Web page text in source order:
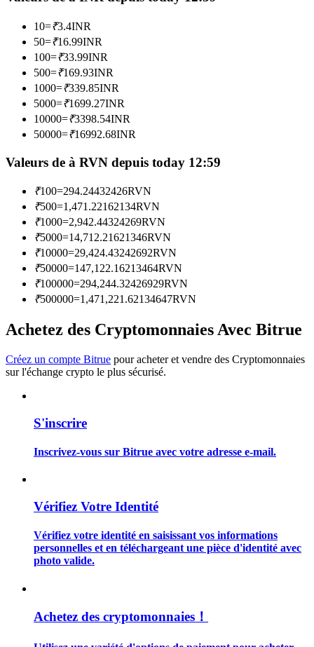
Devenez un trader de copie
Profitez du partage des bénéfices et des commissions de copy
trading
Information
Analyse de mégadonnées, y compris des informations
commerciales, etc.
10=₹3.4INR
50=₹16.99INR
100=₹33.99INR
500=₹169.93INR
1000=₹339.85INR
5000=₹1699.27INR
10000=₹3398.54INR
50000=₹16992.68INR
Valeurs de à RVN depuis today 12:59
₹100=294.24432426RVN
₹500=1,471.22162134RVN
₹1000=2,942.44324269RVN
₹5000=14,712.21621346RVN
₹10000=29,424.43242692RVN
₹50000=147,122.16213464RVN
₹100000=294,244.32426929RVN
₹500000=1,471,221.62134647RVN
Achetez des Cryptomonnaies Avec Bitrue
Créez un compte Bitrue pour acheter et vendre des Cryptomonnaies
sur l'échange crypto le plus sécurisé.
S'inscrire
Inscrivez-vous sur Bitrue avec votre adresse e-mail.
Vérifiez Votre Identité
Vérifiez votre identité en saisissant vos informations
personnelles et en téléchargeant une pièce d'identité avec
photo valide.
Achetez des cryptomonnaies！